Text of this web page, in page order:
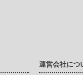
運営会社につ